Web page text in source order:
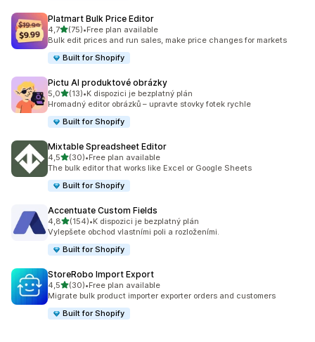
Platmart Bulk Price Editor
4,7z 5 hvězd
(75)
Celkový počet recenzí: 75
•Free plan available
Bulk edit prices and run sales, make price changes for markets
Built for Shopify
Pictu AI produktové obrázky
5,0z 5 hvězd
(13)
Celkový počet recenzí: 13
•K dispozici je bezplatný plán
Hromadný editor obrázků – upravte stovky fotek rychle
Built for Shopify
Mixtable Spreadsheet Editor
4,5z 5 hvězd
(30)
Celkový počet recenzí: 30
•Free plan available
The bulk editor that works like Excel or Google Sheets
Built for Shopify
Accentuate Custom Fields
4,8z 5 hvězd
(154)
Celkový počet recenzí: 154
•K dispozici je bezplatný plán
Vylepšete obchod vlastními poli a rozloženími.
Built for Shopify
StoreRobo Import Export
4,5z 5 hvězd
(30)
Celkový počet recenzí: 30
•Free plan available
Migrate bulk product importer exporter orders and customers
Built for Shopify